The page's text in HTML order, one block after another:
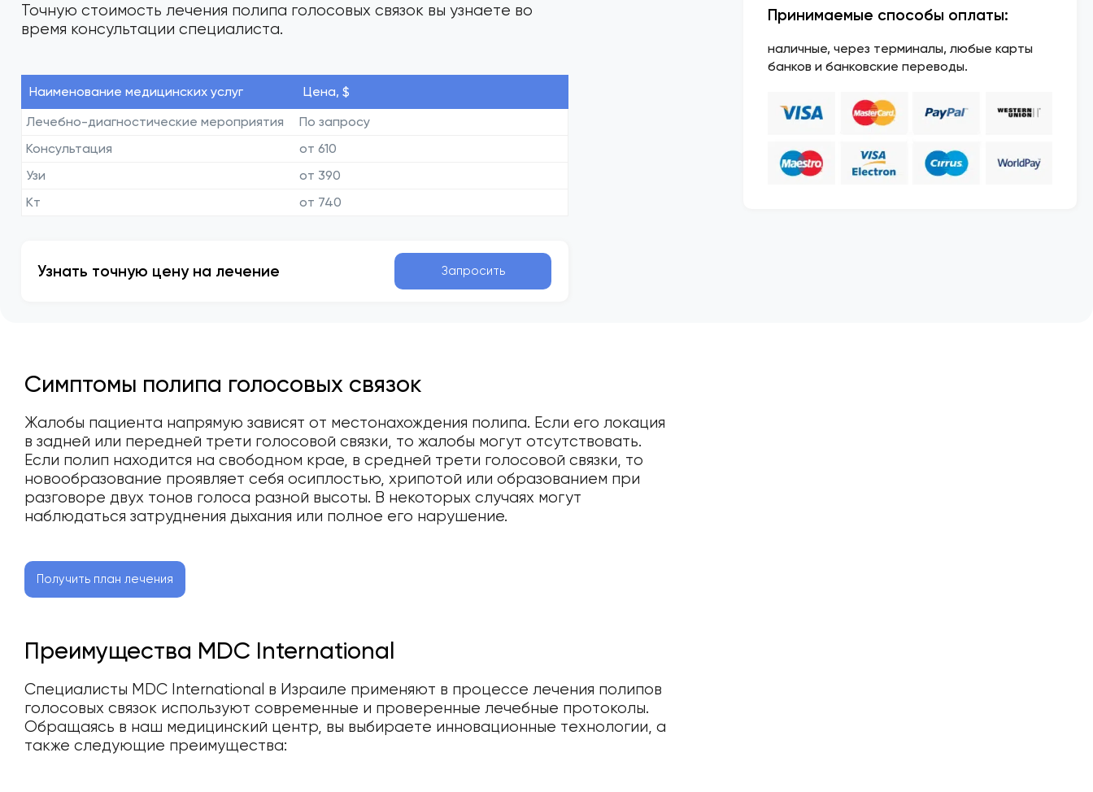
Точную стоимость лечения полипа голосовых связок вы узнаете во
время консультации специалиста.
Наименование медицинских услуг
Цена, $
Лечебно-диагностические мероприятия
По запросу
Консультация
от 610
Узи
от 390
Кт
от 740
Узнать точную цену на лечение Запросить
Принимаемые способы оплаты:
наличные, через терминалы, любые карты
банков и банковские переводы.
Симптомы полипа голосовых связок
Жалобы пациента напрямую зависят от местонахождения полипа. Если его локация
в задней или передней трети голосовой связки, то жалобы могут отсутствовать.
Если полип находится на свободном крае, в средней трети голосовой связки, то
новообразование проявляет себя осиплостью, хрипотой или образованием при
разговоре двух тонов голоса разной высоты. В некоторых случаях могут
наблюдаться затруднения дыхания или полное его нарушение.
Получить план лечения
Преимущества MDC International
Специалисты MDC International в Израиле применяют в процессе лечения полипов
голосовых связок используют современные и проверенные лечебные протоколы.
Обращаясь в наш медицинский центр, вы выбираете инновационные технологии, а
также следующие преимущества: